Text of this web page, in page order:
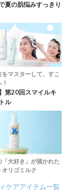
夏の肌悩みすっきり
マスターして、すこ
第20回スマイルキ
ル
大好き」が描かれた
オリゴミルク
ケアアイテム一覧